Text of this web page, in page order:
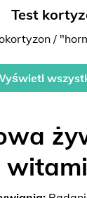
Test
/